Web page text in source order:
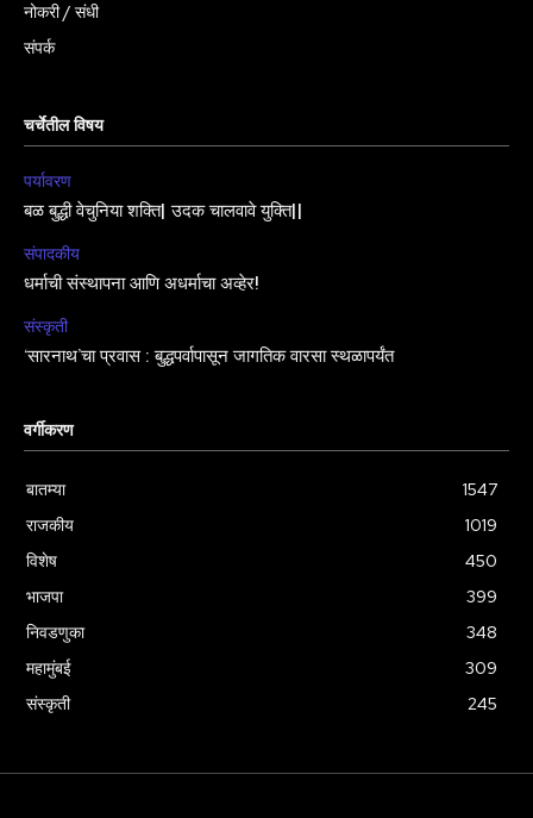
नोकरी / संधी
संपर्क
चर्चेतील विषय
पर्यावरण
बळ बुद्धी वेचुनिया शक्ति| उदक चालवावे युक्ति||
संपादकीय
धर्माची संस्थापना आणि अधर्माचा अव्हेर!
संस्कृती
‘सारनाथ’चा प्रवास : बुद्धपर्वापासून जागतिक वारसा स्थळापर्यंत
वर्गीकरण
बातम्या
1547
राजकीय
1019
विशेष
450
भाजपा
399
निवडणुका
348
महामुंबई
309
संस्कृती
245